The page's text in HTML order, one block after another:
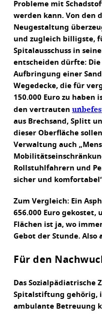
Probleme mit
werden kann. Von den
Neugestaltung
und zugleich billigste,
Spitalausschuss in
entscheiden dürfte: Die
Aufbringung einer
Wegedecke, die für
150.000 Euro zu haben
den vertrauten
aus Brechsand, Splitt
dieser Oberfläche
Verwaltung auch
Rollstuhlfahrern und
sicher und
Zum Vergleich: Ein
656.000 Euro gekostet,
Flächen ist ja, wo
Gebot der Stunde. Also
Für den
Das Sozialpädiatrische
Spitalstiftung gehörig,
ambulante Betreuung